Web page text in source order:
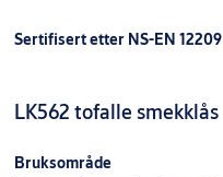
Sertifisert etter NS-EN 12209
LK562 tofalle smekklås
Bruksområde